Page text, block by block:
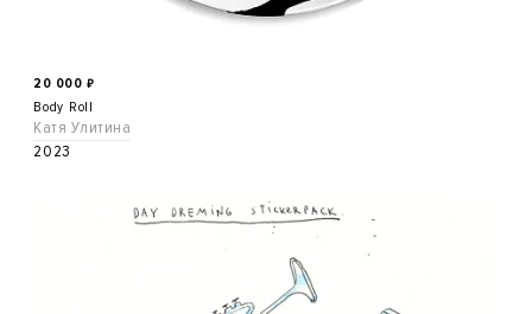
20 000 ₽
Body Roll
Катя Улитина
2023